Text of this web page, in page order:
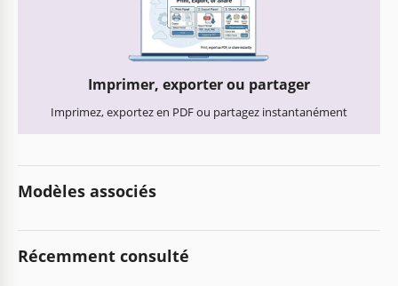
Imprimer, exporter ou partager
Imprimez, exportez en PDF ou partagez instantanément
Modèles associés
Récemment consulté